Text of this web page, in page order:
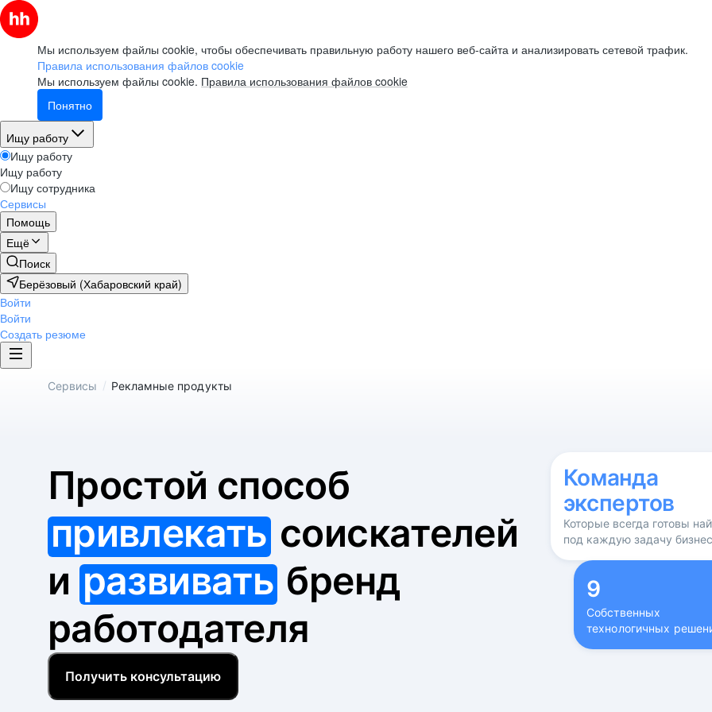
Мы используем файлы cookie, чтобы обеспечивать правильную работу нашего веб-сайта и анализировать сетевой трафик.
Правила использования файлов cookie
Мы используем файлы cookie. Правила использования файлов cookie
Понятно
Ищу работу
Ищу работу
Ищу работу
Ищу сотрудника
Сервисы
Помощь
Ещё
Поиск
Берёзовый (Хабаровский край)
Войти
Войти
Создать резюме
Сервисы / Рекламные продукты
Простой способ
привлекатьсоискателей
и развивать бренд
работодателя
Получить консультацию
Команда
экспертов
Которые всегда готовы
под каждую задачу
9
Собственных
технологичных